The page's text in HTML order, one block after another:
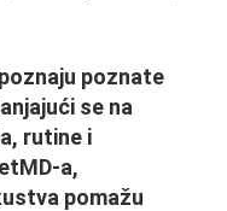
poznate
se na
rutine i
a,
pomažu